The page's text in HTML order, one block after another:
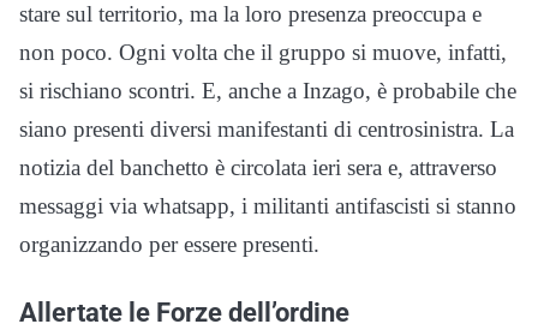
stare sul territorio, ma la loro presenza preoccupa e
non poco. Ogni volta che il gruppo si muove, infatti,
si rischiano scontri. E, anche a Inzago, è probabile che
siano presenti diversi manifestanti di centrosinistra. La
notizia del banchetto è circolata ieri sera e, attraverso
messaggi via whatsapp, i militanti antifascisti si stanno
organizzando per essere presenti.
Allertate le Forze dell’ordine